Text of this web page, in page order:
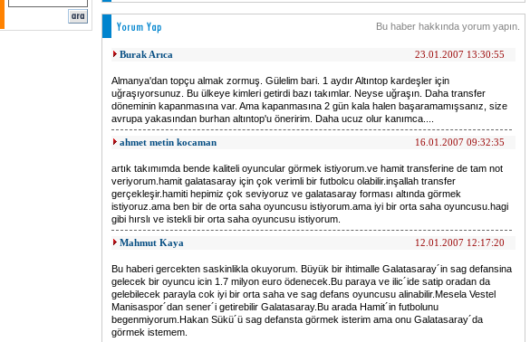
Bu haber hakkında yorum yapın.
Burak Arıca 23.01.2007 13:30:55
Almanya'dan topçu almak zormuş. Gülelim bari. 1 aydır Altıntop kardeşler için
uğraşıyorsunuz. Bu ülkeye kimleri getirdi bazı takımlar. Neyse uğraşın. Daha transfer
döneminin kapanmasına var. Ama kapanmasına 2 gün kala halen başaramamışsanız, size
avrupa yakasından burhan altıntop'u öneririm. Daha ucuz olur kanımca....
ahmet metin kocaman 16.01.2007 09:32:35
artık takımımda bende kaliteli oyuncular görmek istiyorum.ve hamit transferine de tam not
veriyorum.hamit galatasaray için çok verimli bir futbolcu olabilir.inşallah transfer
gerçekleşir.hamiti hepimiz çok seviyoruz ve galatasaray forması altında görmek
istiyoruz.ama ben bir de orta saha oyuncusu istiyorum.ama iyi bir orta saha oyuncusu.hagi
gibi hırslı ve istekli bir orta saha oyuncusu istiyorum.
Mahmut Kaya 12.01.2007 12:17:20
Bu haberi gercekten saskinlikla okuyorum. Büyük bir ihtimalle Galatasaray´in sag defansina
gelecek bir oyuncu icin 1.7 milyon euro ödenecek.Bu paraya ve ilic´ide satip oradan da
gelebilecek parayla cok iyi bir orta saha ve sag defans oyuncusu alinabilir.Mesela Vestel
Manisaspor´dan sener´i getirebilir Galatasaray.Bu arada Hamit´in futbolunu
begenmiyorum.Hakan Sükü´ü sag defansta görmek isterim ama onu Galatasaray´da
görmek istemem.